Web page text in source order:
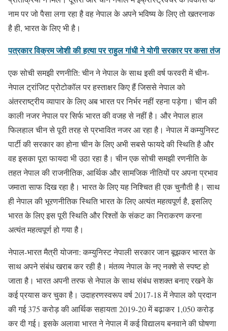
नाम पर जो पैसा लगा रहा है वह नेपाल के अपने भविष्य के लिए तो खतरनाक
है ही, भारत के लिए भी है।
पत्रकार विक्रम जोशी की हत्या पर राहुल गांधी ने योगी सरकार पर कसा तंज
एक सोची समझी रणनीति: चीन ने नेपाल के साथ इसी वर्ष फरवरी में चीन-
नेपाल ट्रांजिट प्रोटोकॉल पर हस्ताक्षर किए हैं जिससे नेपाल को
अंतरराष्ट्रीय व्यापार के लिए अब भारत पर निर्भर नहीं रहना पड़ेगा। चीन की
काली नजर नेपाल पर सिर्फ भारत की वजह से नहीं है। और नेपाल हाल
फिलहाल चीन से पूरी तरह से प्रभावित नजर आ रहा है। नेपाल में कम्युनिस्ट
पार्टी की सरकार का होना चीन के लिए अभी सबसे फायदे की स्थिति है और
वह इसका पूरा फायदा भी उठा रहा है। चीन एक सोची समझी रणनीति के
तहत नेपाल की राजनीतिक, आर्थिक और सामजिक नीतियों पर अपना प्रभाव
जमाता साफ दिख रहा है। भारत के लिए यह निश्चित ही एक चुनौती है। साथ
ही नेपाल की भूरणनीतिक स्थिति भारत के लिए अत्यंत महत्वपूर्ण है, इसलिए
भारत के लिए इस पूरी स्थिति और रिश्तों के संकट का निराकरण करना
अत्यंत महत्वपूर्ण हो गया है।
नेपाल-भारत मैत्री योजना: कम्युनिस्ट नेपाली सरकार जान बूझकर भारत के
साथ अपने संबंध खराब कर रही है। मंतव्य नेपाल के नए नक्शे से स्पष्ट हो
जाता है। भारत अपनी तरफ से नेपाल के साथ संबंध सशक्त बनाए रखने के
कई प्रयास कर चुका है। उदाहरणस्वरूप वर्ष 2017-18 में नेपाल को प्रदान
की गई 375 करोड़ की आर्थिक सहायता 2019-20 में बढ़ाकर 1,050 करोड़
कर दी गई। इसके अलावा भारत ने नेपाल में कई विद्यालय बनवाने की घोषणा